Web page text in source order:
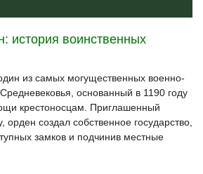
история воинственных
из самых могущественных военно-
основанный в 1190 году
крестоносцам. Приглашенный
орден создал собственное государство,
замков и подчинив местные